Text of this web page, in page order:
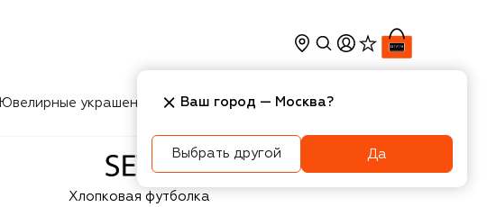
Ювелирные украшения Косметика Интерьер
Seven Lab
Хлопковая футболка
Ваш город — Москва?
Выбрать другой Да